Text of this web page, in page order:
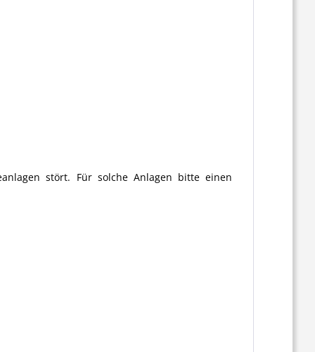
stört. Für solche Anlagen bitte einen